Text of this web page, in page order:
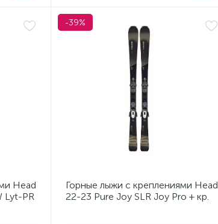
Head
Lyt-PR
-39%
Горные лыжи с креплениями Head
22-23 Pure Joy SLR Joy Pro + кр.